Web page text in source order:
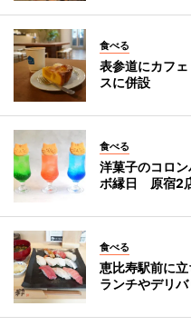
食べる
表参道にカフ
スに併設
食べる
洋菓子のコロ
ボ縁日 原宿2
食べる
恵比寿駅前に
ランチやデリ